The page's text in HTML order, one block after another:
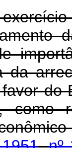
da
do
como